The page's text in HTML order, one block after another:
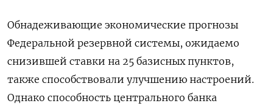
Обнадеживающие экономические прогнозы
Федеральной резервной системы, ожидаемо
снизившей ставки на 25 базисных пунктов,
также способствовали улучшению настроений.
Однако способность центрального банка